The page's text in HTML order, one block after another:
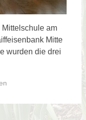
am
Mitte
wurden die drei